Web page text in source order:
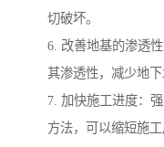
切破坏。
6. 改善地基的渗透
其渗透性，减少地下
7. 加快施工进度：
方法，可以缩短施工